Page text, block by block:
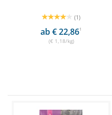
(1)
ab € 22,861
(€ 1,18/kg)